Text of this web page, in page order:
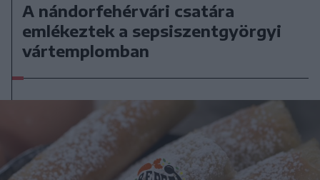
A nándorfehérvári csatára
emlékeztek a sepsiszentgyörgyi
vártemplomban